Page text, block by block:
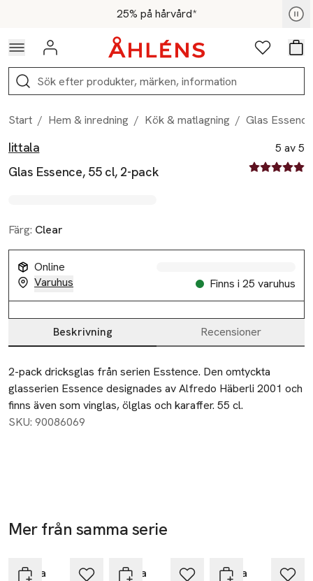
Hoppa till navigationsmenyn25% på hårvård*
För medlemmar - Shoppa nu
Logga in Favoriter
Sök
Start / Hem & inredning / Kök & matlagning / Glas
Produktbilder
Hoppa över bildspelet
Iittala
Glas Essence, 55 cl, 2-pack
5 av 5
5 av fem
Färg: Clear
Online
Varuhus
Finns i 25 varuhus
Produktinformation
Beskrivning Recensioner
Beskrivning
2-pack dricksglas från serien Esstence. Den omtyckta
glasserien Essence designades av Alfredo Häberli 2001 och
finns även som vinglas, ölglas och karaffer. 55 cl.
SKU: 90086069
Mer från samma serie
Iittala
Iittala
Iittala